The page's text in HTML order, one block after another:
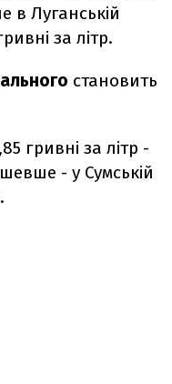
в Луганській
за літр.
становить
гривні за літр -
- у Сумській